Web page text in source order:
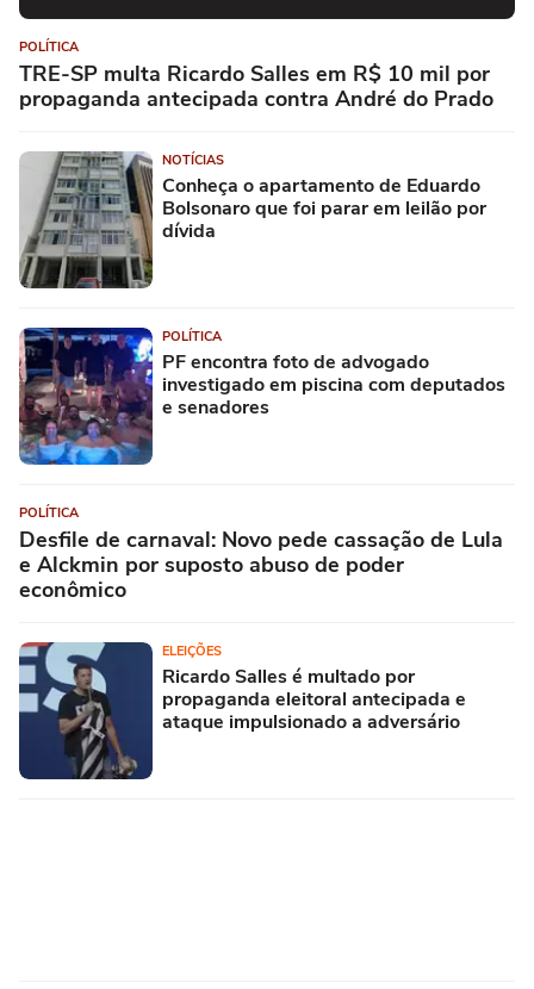
POLÍTICA
TRE-SP multa Ricardo Salles em R$ 10 mil por
propaganda antecipada contra André do Prado
NOTÍCIAS
Conheça o apartamento de Eduardo
Bolsonaro que foi parar em leilão por
dívida
POLÍTICA
PF encontra foto de advogado
investigado em piscina com deputados
e senadores
POLÍTICA
Desfile de carnaval: Novo pede cassação de Lula
e Alckmin por suposto abuso de poder
econômico
ELEIÇÕES
Ricardo Salles é multado por
propaganda eleitoral antecipada e
ataque impulsionado a adversário